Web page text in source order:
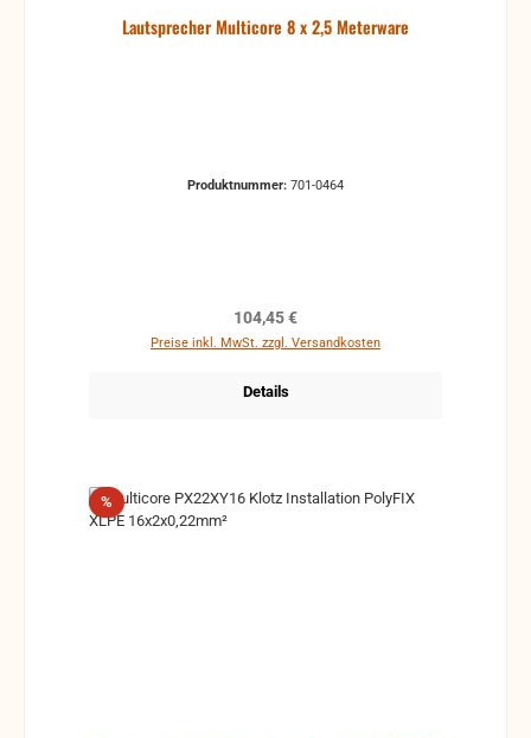
Lautsprecher Multicore 8 x 2,5 Meterware
Produktnummer: 701-0464
Regulärer Preis:
104,45 €
Preise inkl. MwSt. zzgl. Versandkosten
Details
%Rabatt